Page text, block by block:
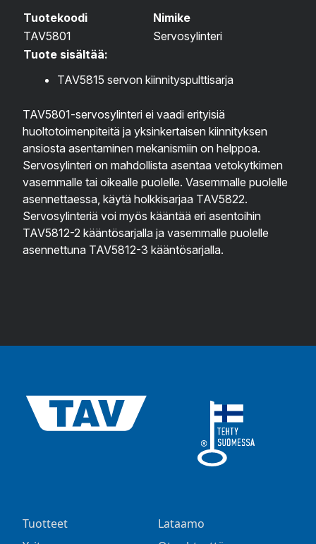
Tuotekoodi
Nimike
TAV5801
Servosylinteri
Tuote sisältää:
TAV5815 servon kiinnityspulttisarja
TAV5801-servosylinteri ei vaadi erityisiä
huoltotoimenpiteitä ja yksinkertaisen kiinnityksen
ansiosta asentaminen mekanismiin on helppoa.
Servosylinteri on mahdollista asentaa vetokytkimen
vasemmalle tai oikealle puolelle. Vasemmalle puolelle
asennettaessa, käytä holkkisarjaa TAV5822.
Servosylinteriä voi myös kääntää eri asentoihin
TAV5812-2 kääntösarjalla ja vasemmalle puolelle
asennettuna TAV5812-3 kääntösarjalla.
Tuotteet
Lataamo